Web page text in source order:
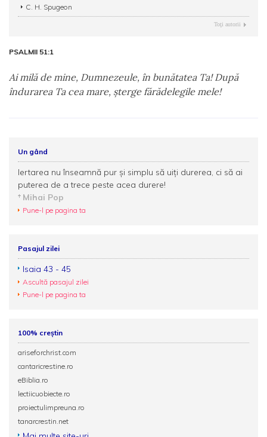
C. H. Spugeon
Toţi autorii
PSALMII 51:1
Ai milă de mine, Dumnezeule, în bunătatea Ta! După
îndurarea Ta cea mare, şterge fărădelegile mele!
Un gând
Iertarea nu înseamnă pur și simplu să uiți durerea, ci să ai
puterea de a trece peste acea durere!
Mihai Pop
Pune-l pe pagina ta
Pasajul zilei
Isaia 43 - 45
Ascultă pasajul zilei
Pune-l pe pagina ta
100% creștin
ariseforchrist.com
cantaricrestine.ro
eBiblia.ro
lectiicuobiecte.ro
proiectulimpreuna.ro
tanarcrestin.net